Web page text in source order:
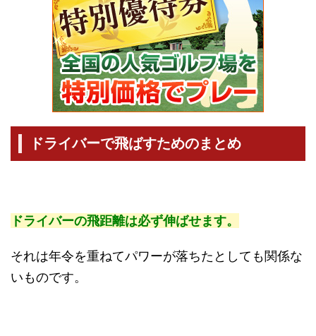
ドライバーで飛ばすためのまとめ
ドライバーの飛距離は必ず伸ばせます。
それは年令を重ねてパワーが落ちたとしても関係な
いものです。